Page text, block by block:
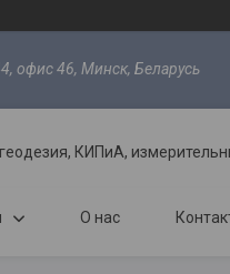
офис 46, Минск, Беларусь
КИПиА,
О нас